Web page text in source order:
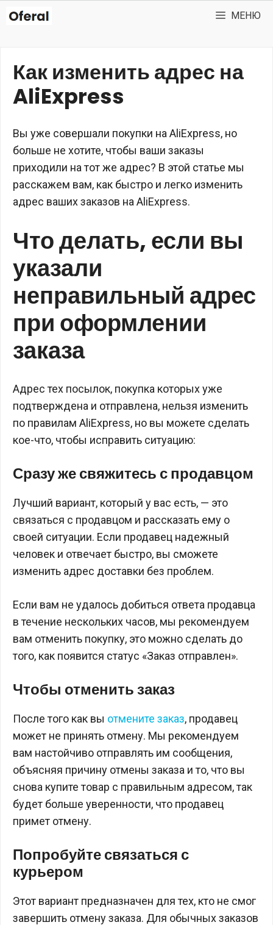
Перейти
МЕНЮ
Как изменить адрес на
AliExpress
Вы уже совершали покупки на AliExpress, но
больше не хотите, чтобы ваши заказы
приходили на тот же адрес? В этой статье мы
расскажем вам, как быстро и легко изменить
адрес ваших заказов на AliExpress.
Что делать, если вы
указали
неправильный адрес
при оформлении
заказа
Адрес тех посылок, покупка которых уже
подтверждена и отправлена, нельзя изменить
по правилам AliExpress, но вы можете сделать
кое-что, чтобы исправить ситуацию:
Сразу же свяжитесь с продавцом
Лучший вариант, который у вас есть, — это
связаться с продавцом и рассказать ему о
своей ситуации. Если продавец надежный
человек и отвечает быстро, вы сможете
изменить адрес доставки без проблем.
Если вам не удалось добиться ответа продавца
в течение нескольких часов, мы рекомендуем
вам отменить покупку, это можно сделать до
того, как появится статус «Заказ отправлен».
Чтобы отменить заказ
После того как вы отмените заказ, продавец
может не принять отмену. Мы рекомендуем
вам настойчиво отправлять им сообщения,
объясняя причину отмены заказа и то, что вы
снова купите товар с правильным адресом, так
будет больше уверенности, что продавец
примет отмену.
Попробуйте связаться с
курьером
Этот вариант предназначен для тех, кто не смог
завершить отмену заказа. Для обычных заказов